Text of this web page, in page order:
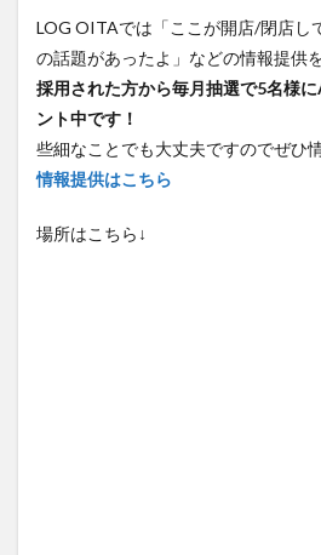
LOG OITAでは「ここが開店/閉店し
の話題があったよ」などの情報提供
採用された方から毎月抽選で5名様
ント中です！
些細なことでも大丈夫ですのでぜひ
情報提供はこちら
場所はこちら↓